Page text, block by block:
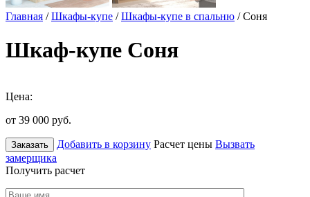
Главная /Шкафы-купе /Шкафы-купе в спальню / Соня
Шкаф-купе Соня
Цена:
от 39 000 руб.
Заказать Добавить в корзину Расчет цены Вызвать
замерщика
Получить расчет